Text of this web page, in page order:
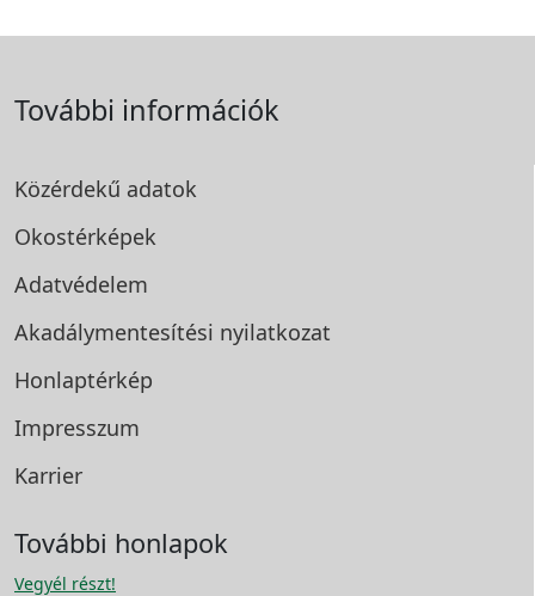
További információk
Közérdekű adatok
Okostérképek
Adatvédelem
Akadálymentesítési nyilatkozat
Honlaptérkép
Impresszum
Karrier
További honlapok
Vegyél részt!